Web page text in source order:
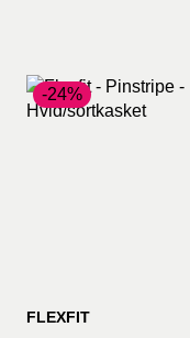
-24%
FLEXFIT